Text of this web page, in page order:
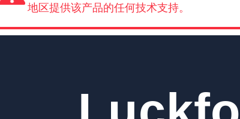
地区提供该产品的任何技术支持。